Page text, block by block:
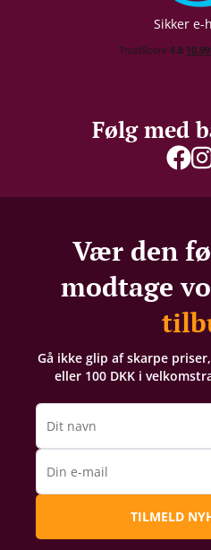
Sikker e-
Følg med
Vær den
modtage
Gå ikke glip af skarpe
eller 100 DKK i
Dit navn
Din e-mail
TILMELD